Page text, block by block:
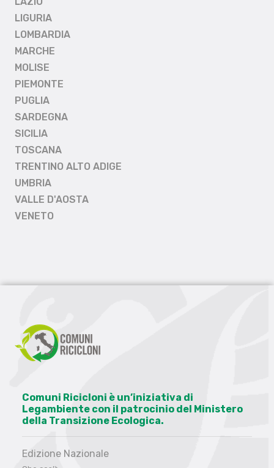
LIGURIA
LOMBARDIA
MARCHE
MOLISE
PIEMONTE
PUGLIA
SARDEGNA
SICILIA
TOSCANA
TRENTINO ALTO ADIGE
UMBRIA
VALLE D'AOSTA
VENETO
Comuni Ricicloni è un’iniziativa di
Legambiente con il patrocinio del Ministero
della Transizione Ecologica.
Edizione Nazionale